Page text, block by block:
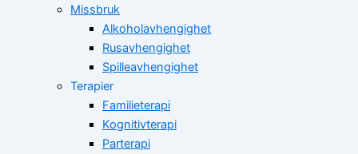
Missbruk
Alkoholavhengighet
Rusavhengighet
Spilleavhengighet
Terapier
Familieterapi
Kognitivterapi
Parterapi